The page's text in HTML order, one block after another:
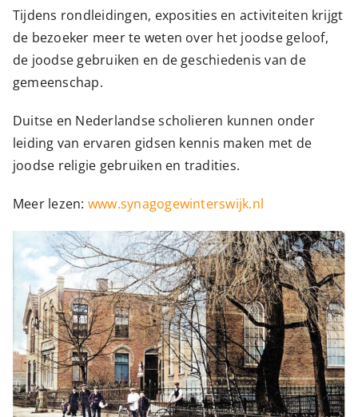
Tijdens rondleidingen, exposities en activiteiten krijgt
de bezoeker meer te weten over het joodse geloof,
de joodse gebruiken en de geschiedenis van de
gemeenschap.
Duitse en Nederlandse scholieren kunnen onder
leiding van ervaren gidsen kennis maken met de
joodse religie gebruiken en tradities.
Meer lezen: www.synagogewinterswijk.nl